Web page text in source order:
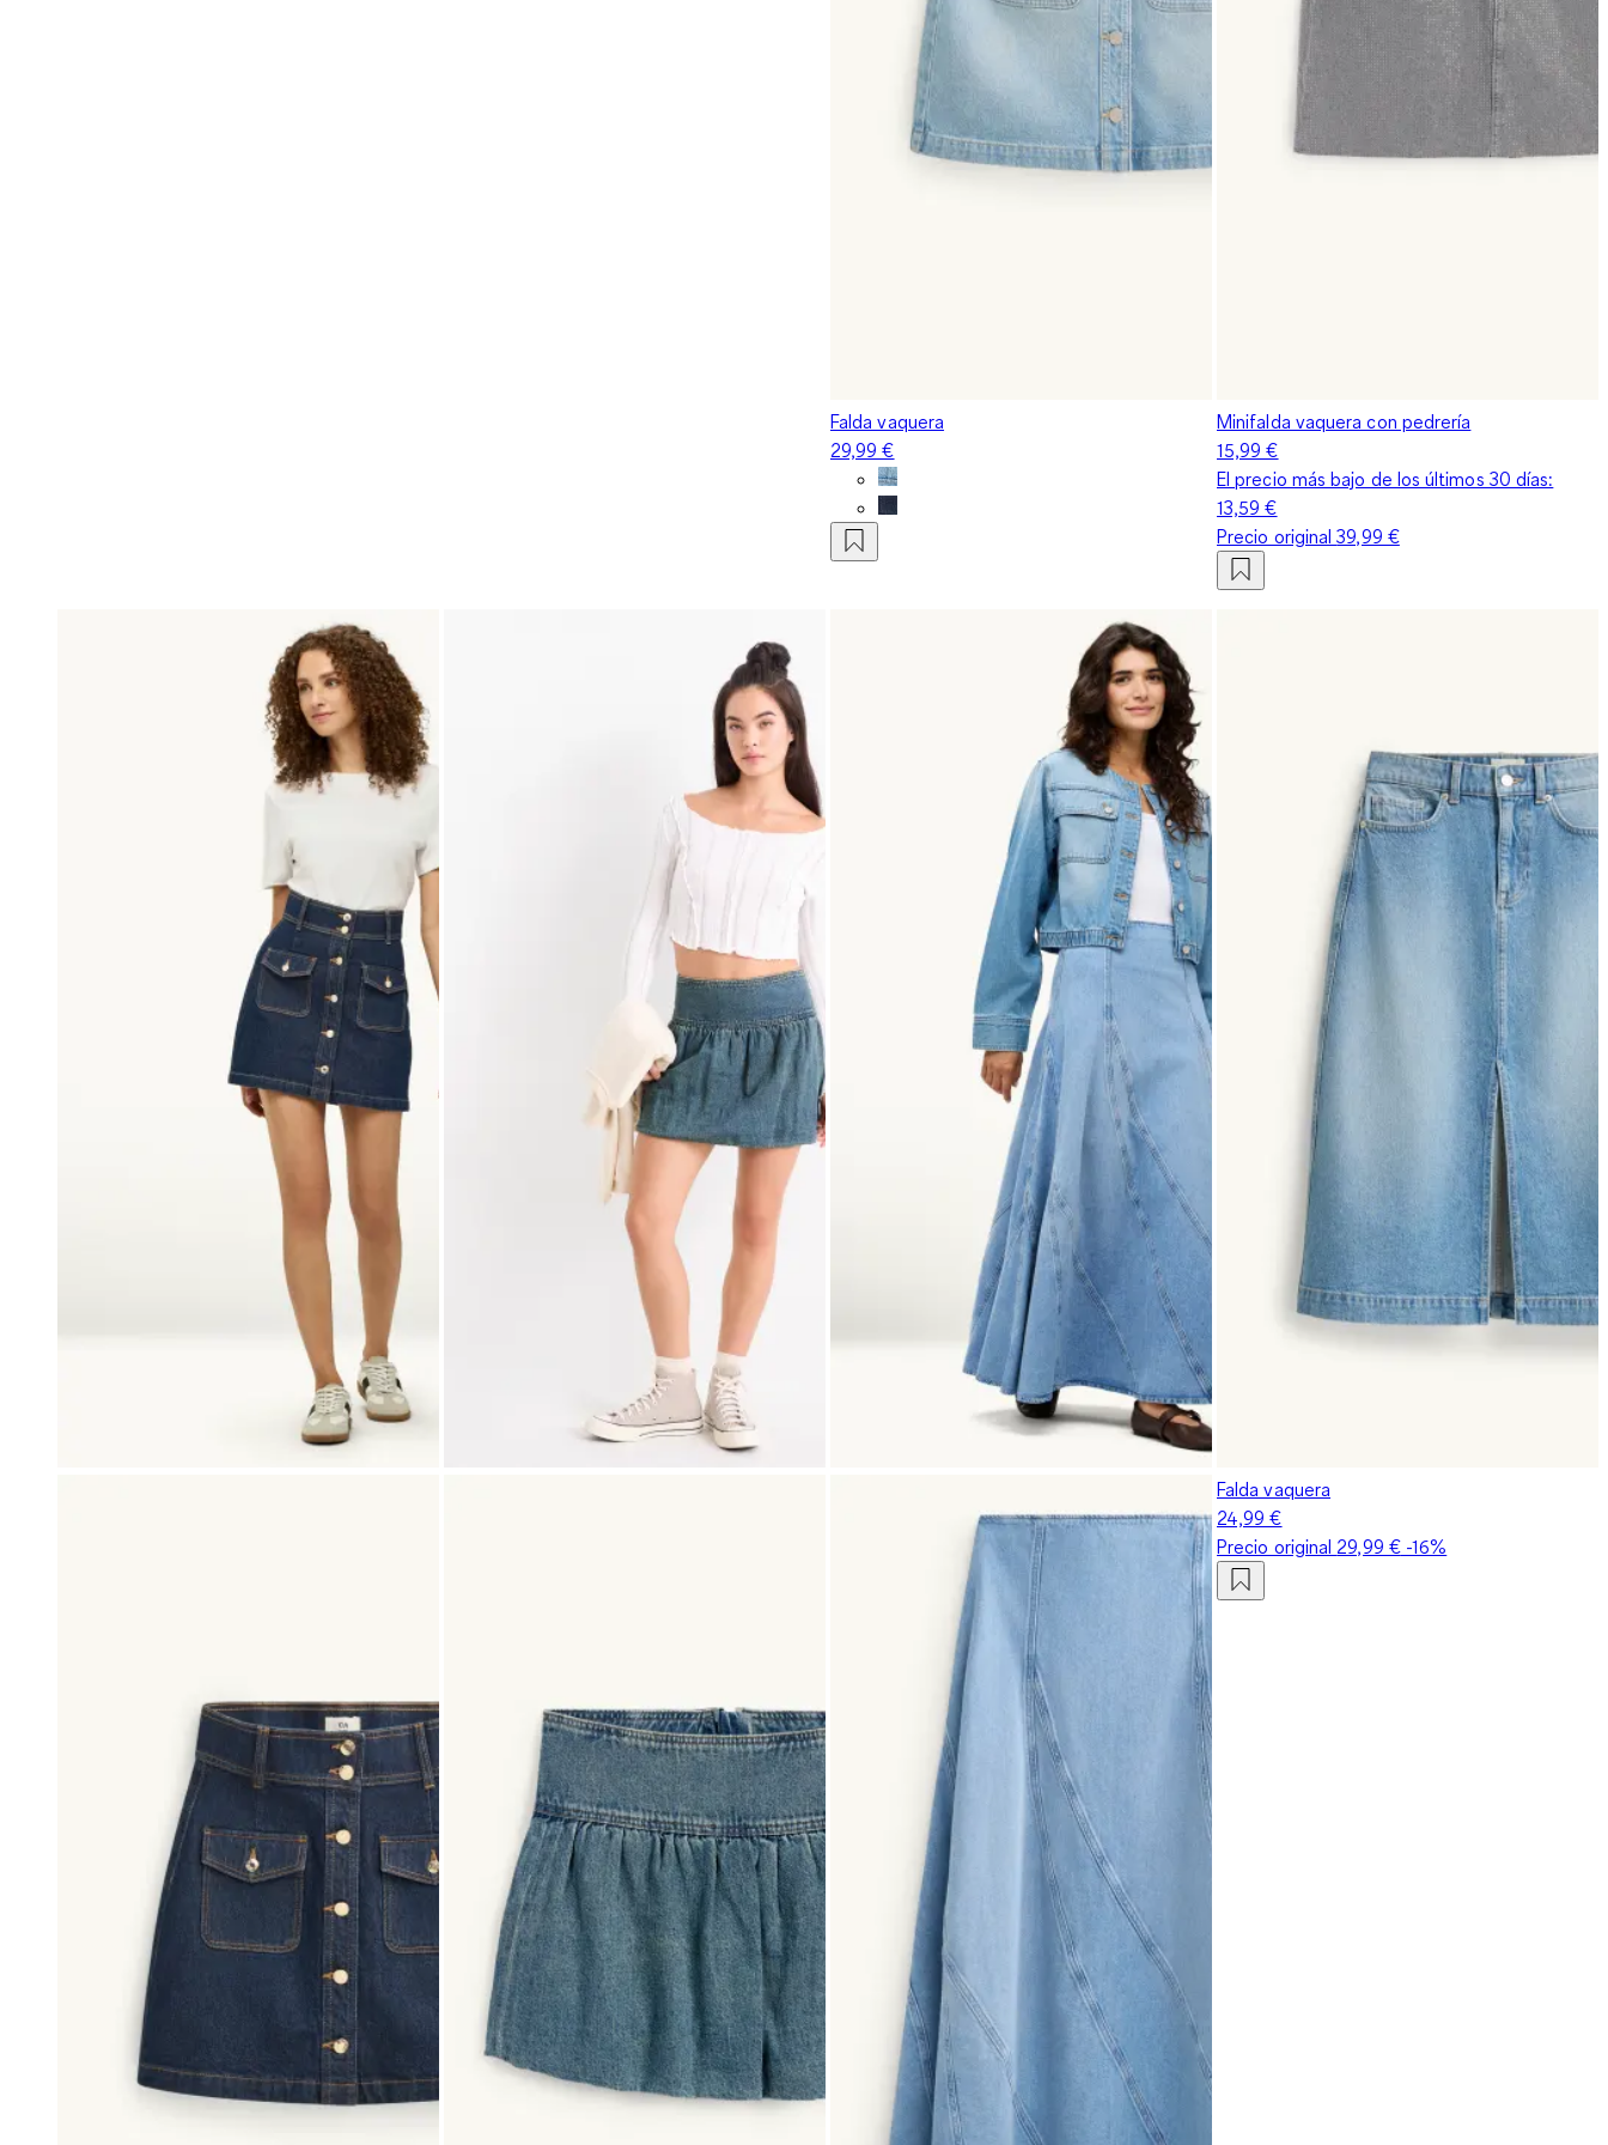
Falda vaquera
29,99 €
Minifalda vaquera con pedrería
15,99 €
El precio más bajo de los últimos 30 días:
13,59 €
Precio original39,99 €
Falda vaquera
24,99 €
Precio original 29,99 €-16%